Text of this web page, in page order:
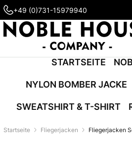
+49 (0)731-15979940
STARTSEITE
NYLON BOMBER JACKE
SWEATSHIRT & T-SHIRT
Startseite Fliegerjacken Fliegerjacken